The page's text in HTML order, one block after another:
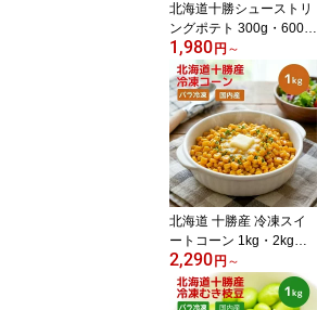
北海道十勝シューストリ
ングポテト 300g・600
g・900g・1.2kg 【在庫
有り】【冷凍】フライド
ポテト 冷凍野菜 国産 お
弁当 食材 業務用 冷凍食
品 北海道産 総菜 冷凍お
かず おつまみ
1,980 円 ～
北海道 十勝産 冷凍スイ
ートコーン 1kg・2kg・3
kg・5kg【冷凍】【在庫
有り】 国産 冷凍野菜 業
務用 スイートコーン と
2,290 円 ～